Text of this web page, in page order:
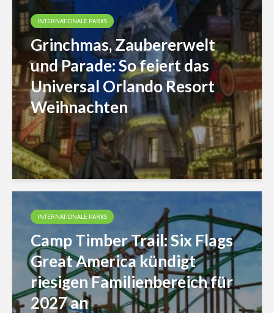
INTERNATIONALE PARKS
Grinchmas, Zaubererwelt
und Parade: So feiert das
Universal Orlando Resort
Weihnachten
INTERNATIONALE PARKS
Camp Timber Trail: Six Flags
Great America kündigt
riesigen Familienbereich für
2027 an